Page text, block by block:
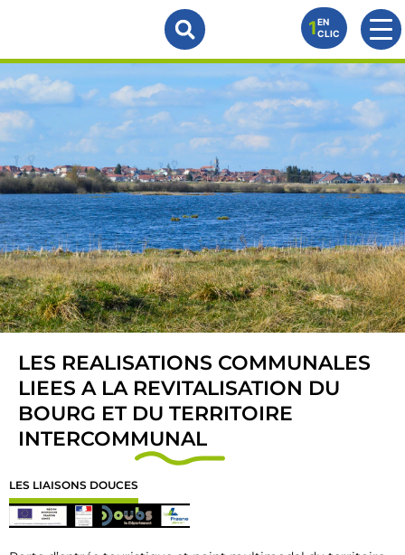
1EN
CLIC
Travaux
LES REALISATIONS COMMUNALES
LIEES A LA REVITALISATION DU
BOURG ET DU TERRITOIRE
INTERCOMMUNAL
LES LIAISONS DOUCES
Panneau de gestion des cookies